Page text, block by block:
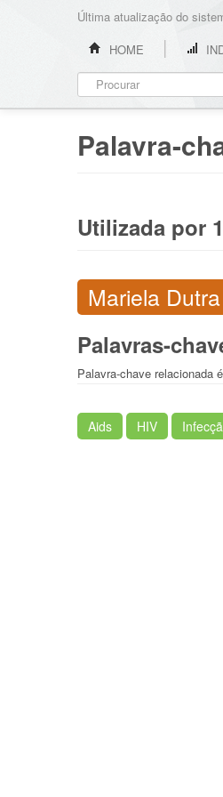
Última atualização do
HOME
Palavra-
Utilizada por
Mariela
Palavras-
Palavra-chave relacionada
Aids HIV